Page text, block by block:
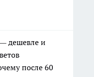
дешевле и
после 60